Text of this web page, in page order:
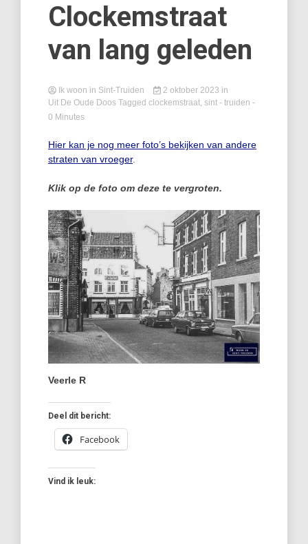
Clockemstraat
van lang geleden
Ik woon in Sint-Truiden 2 oktober 2023 in
Uit De Oude Doos Tagged clockemstraat, sint - truiden -
0 Minutes
Hier kan je nog meer foto’s bekijken van andere
straten van vroeger.
Klik op de foto om deze te vergroten.
Veerle R
Deel dit bericht:
Facebook
Vind ik leuk: